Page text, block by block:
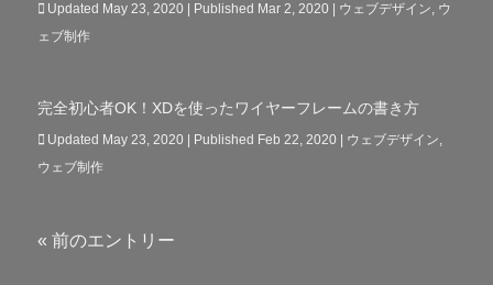
Updated May 23, 2020 | Published Mar 2, 2020| ウェブデザイン, ウ
ェブ制作
完全初心者OK！XDを使ったワイヤーフレームの書き方
Updated May 23, 2020 | Published Feb 22, 2020| ウェブデザイン,
ウェブ制作
« 前のエントリー